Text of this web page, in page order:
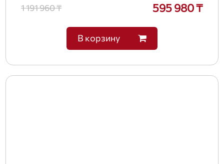
1 191 960 ₸ 595 980 ₸
В корзину